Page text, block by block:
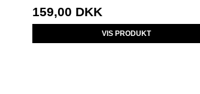
159,00 DKK
VIS PRODUKT